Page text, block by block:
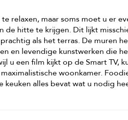
relaxen, maar soms moet u er
de hitte te krijgen. Dit lijkt
als het terras. De muren
en levendige kunstwerken die
u een film kijkt op de Smart TV,
woonkamer.
alles bevat wat u nodig